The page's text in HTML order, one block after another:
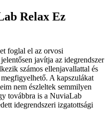
Relax Ez
foglal el az orvosi
javítja az idegrendszer
számos ellenjavallattal és
A kapszulákat
nem észleltek semmilyen
továbbra is a NuviaLab
idegrendszeri izgatottsági